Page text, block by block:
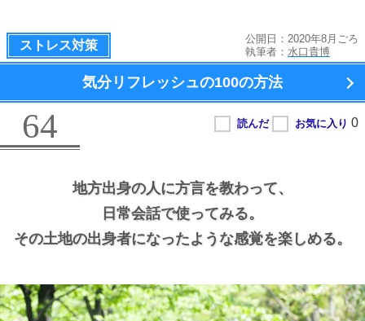
ストレス対策
公開日：2020年8月ごろ
執筆者： 水口貴博
気分リフレッシュの100の方法
64
地方出身の人に方言を教わって、
日常会話で使ってみる。
その土地の出身者になったような感覚を楽しめる。